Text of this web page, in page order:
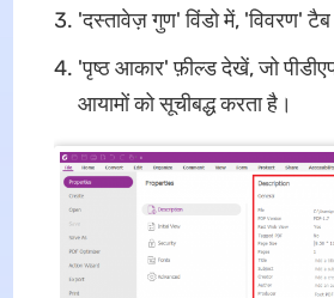
'दस्तावेज़ गुण' विंडो में, 'विवरण'
'पृष्ठ आकार' फ़ील्ड देखें, जो
आयामों को सूचीबद्ध करता है।